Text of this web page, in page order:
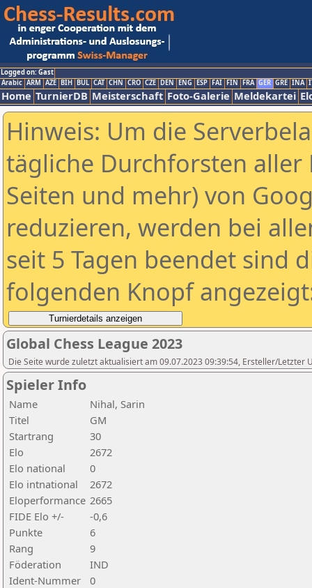
Logged on: Gast
Arabic ARM AZE BIH BUL CAT CHN CRO CZE DEN ENG ESP FAI FIN FRA GER GRE INA
Home TurnierDB Meisterschaft Foto-Galerie Meldekartei
Hinweis: Um die
tägliche Durchforsten aller
Seiten und mehr) von
reduzieren, werden bei
seit 5 Tagen beendet sind
folgenden Knopf
Global Chess League 2023
Die Seite wurde zuletzt aktualisiert am 09.07.2023 09:39:54, Ersteller/Letzter
Spieler Info
Name
Nihal, Sarin
Titel
GM
Startrang
30
Elo
2672
Elo national
0
Elo intnational
2672
Eloperformance 2665
FIDE Elo +/-
-0,6
Punkte
6
Rang
9
Föderation
IND
Ident-Nummer
0